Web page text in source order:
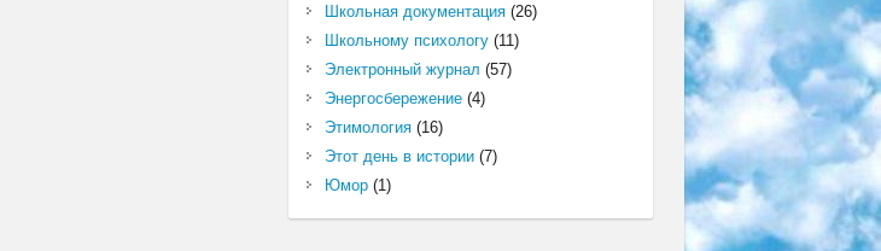
Школьная документация(26)
Школьному психологу(11)
Электронный журнал (57)
Энергосбережение(4)
Этимология(16)
Этот день в истории(7)
Юмор(1)